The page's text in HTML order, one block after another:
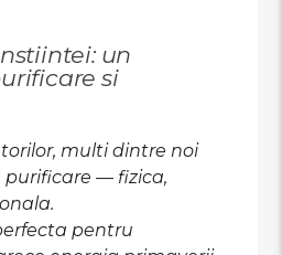
un
si
multi dintre noi
— fizica,
pentru